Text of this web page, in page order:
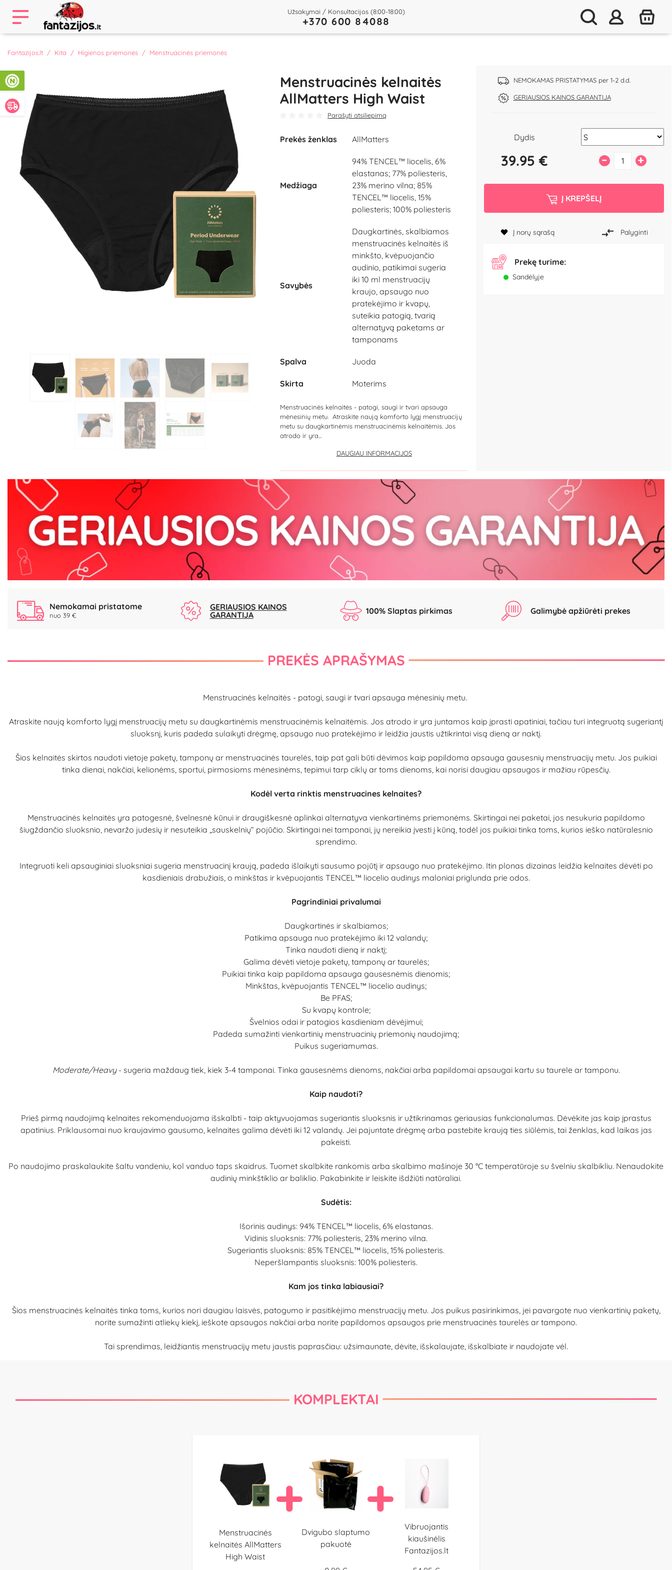
Užsakymai / Konsultacijos (8:00-18:00)
+370 600 84088
Fantazijos.lt Kita Higienos priemonės Menstruacinės priemonės
Menstruacinės kelnaitės
AllMatters High Waist
Parašyti atsiliepimą
NEMOKAMAS PRISTATYMAS per 1-2 d.d.
GERIAUSIOS KAINOS GARANTIJA
Prekės ženklas AllMatters
Medžiaga
94% TENCEL™ liocelis, 6%
elastanas; 77% poliesteris,
23% merino vilna; 85%
TENCEL™ liocelis, 15%
poliesteris; 100% poliesteris
Savybės
Daugkartinės, skalbiamos
menstruacinės kelnaitės iš
minkšto, kvėpuojančio
audinio, patikimai sugeria
iki 10 ml menstruacijų
kraujo, apsaugo nuo
pratekėjimo ir kvapų,
suteikia patogią, tvarią
alternatyvą paketams ar
tamponams
Spalva Juoda
Skirta Moterims
Menstruacinės kelnaitės - patogi, saugi ir tvari apsauga
mėnesinių metu. Atraskite naują komforto lygį menstruacijų
metu su daugkartinėmis menstruacinėmis kelnaitėmis. Jos
atrodo ir yra...
DAUGIAU INFORMACIJOS
Dydis
39.95 € – +
Į KREPŠELĮ
Į norų sąrašą Palyginti
Prekę turime:
Sandėlyje
Nemokamai pristatome
nuo 39 €
GERIAUSIOS KAINOS
GARANTIJA
100% Slaptas pirkimas Galimybė apžiūrėti prekes
PREKĖS APRAŠYMAS
Menstruacinės kelnaitės - patogi, saugi ir tvari apsauga mėnesinių metu.
Atraskite naują komforto lygį menstruacijų metu su daugkartinėmis menstruacinėmis kelnaitėmis. Jos atrodo ir yra juntamos kaip įprasti apatiniai, tačiau turi integruotą sugeriantį
sluoksnį, kuris padeda sulaikyti drėgmę, apsaugo nuo pratekėjimo ir leidžia jaustis užtikrintai visą dieną ar naktį.
Šios kelnaitės skirtos naudoti vietoje paketų, tamponų ar menstruacinės taurelės, taip pat gali būti dėvimos kaip papildoma apsauga gausesnių menstruacijų metu. Jos puikiai
tinka dienai, nakčiai, kelionėms, sportui, pirmosioms mėnesinėms, tepimui tarp ciklų ar toms dienoms, kai norisi daugiau apsaugos ir mažiau rūpesčių.
Kodėl verta rinktis menstruacines kelnaites?
Menstruacinės kelnaitės yra patogesnė, švelnesnė kūnui ir draugiškesnė aplinkai alternatyva vienkartinėms priemonėms. Skirtingai nei paketai, jos nesukuria papildomo
šiugždančio sluoksnio, nevaržo judesių ir nesuteikia „sauskelnių“ pojūčio. Skirtingai nei tamponai, jų nereikia įvesti į kūną, todėl jos puikiai tinka toms, kurios ieško natūralesnio
sprendimo.
Integruoti keli apsauginiai sluoksniai sugeria menstruacinį kraują, padeda išlaikyti sausumo pojūtį ir apsaugo nuo pratekėjimo. Itin plonas dizainas leidžia kelnaites dėvėti po
kasdieniais drabužiais, o minkštas ir kvėpuojantis TENCEL™ liocelio audinys maloniai priglunda prie odos.
Pagrindiniai privalumai
Daugkartinės ir skalbiamos;
Patikima apsauga nuo pratekėjimo iki 12 valandų;
Tinka naudoti dieną ir naktį;
Galima dėvėti vietoje paketų, tamponų ar taurelės;
Puikiai tinka kaip papildoma apsauga gausesnėmis dienomis;
Minkštas, kvėpuojantis TENCEL™ liocelio audinys;
Be PFAS;
Su kvapų kontrole;
Švelnios odai ir patogios kasdieniam dėvėjimui;
Padeda sumažinti vienkartinių menstruacinių priemonių naudojimą;
Puikus sugeriamumas.
Moderate/Heavy- sugeria maždaug tiek, kiek 3-4 tamponai. Tinka gausesnėms dienoms, nakčiai arba papildomai apsaugai kartu su taurele ar tamponu.
Kaip naudoti?
Prieš pirmą naudojimą kelnaites rekomenduojama išskalbti - taip aktyvuojamas sugeriantis sluoksnis ir užtikrinamas geriausias funkcionalumas. Dėvėkite jas kaip įprastus
apatinius. Priklausomai nuo kraujavimo gausumo, kelnaites galima dėvėti iki 12 valandų. Jei pajuntate drėgmę arba pastebite kraują ties siūlėmis, tai ženklas, kad laikas jas
pakeisti.
Po naudojimo praskalaukite šaltu vandeniu, kol vanduo taps skaidrus. Tuomet skalbkite rankomis arba skalbimo mašinoje 30 °C temperatūroje su švelniu skalbikliu. Nenaudokite
audinių minkštiklio ar baliklio. Pakabinkite ir leiskite išdžiūti natūraliai.
Sudėtis:
Išorinis audinys: 94% TENCEL™ liocelis, 6% elastanas.
Vidinis sluoksnis: 77% poliesteris, 23% merino vilna.
Sugeriantis sluoksnis: 85% TENCEL™ liocelis, 15% poliesteris.
Neperšlampantis sluoksnis: 100% poliesteris.
Kam jos tinka labiausiai?
Šios menstruacinės kelnaitės tinka toms, kurios nori daugiau laisvės, patogumo ir pasitikėjimo menstruacijų metu. Jos puikus pasirinkimas, jei pavargote nuo vienkartinių paketų,
norite sumažinti atliekų kiekį, ieškote apsaugos nakčiai arba norite papildomos apsaugos prie menstruacinės taurelės ar tampono.
Tai sprendimas, leidžiantis menstruacijų metu jaustis paprasčiau: užsimaunate, dėvite, išskalaujate, išskalbiate ir naudojate vėl.
KOMPLEKTAI
Menstruacinės
kelnaitės AllMatters
High Waist
Dvigubo slaptumo
pakuotė
Vibruojantis
kiaušinėlis
Fantazijos.lt